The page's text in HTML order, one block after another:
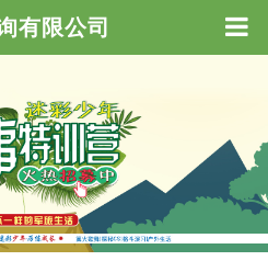
有限公司